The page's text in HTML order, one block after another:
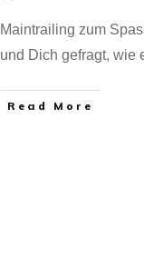
Maintrailing zum
und Dich gefragt, wie
Read More